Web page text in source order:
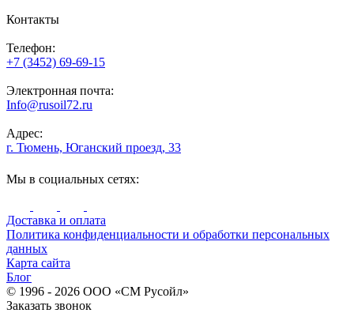
Контакты
Телефон:
+7 (3452) 69-69-15
Электронная почта:
Info@rusoil72.ru
Адрес:
г. Тюмень, Юганский проезд, 33
Мы в социальных сетях:
Доставка и оплата
Политика конфиденциальности и обработки персональных
данных
Карта сайта
Блог
© 1996 - 2026 ООО «СМ Русойл»
Заказать звонок